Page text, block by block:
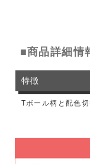
■商品詳細情
特徴
Tボール柄と配色